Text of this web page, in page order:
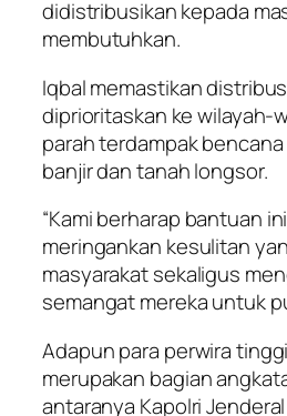
didistribusikan kepada
membutuhkan.
Iqbal memastikan
diprioritaskan ke wilayah-
parah terdampak
banjir dan tanah longsor.
“Kami berharap bantuan
meringankan kesulitan
masyarakat sekaligus
semangat mereka untuk
Adapun para perwira
merupakan bagian
antaranya Kapolri